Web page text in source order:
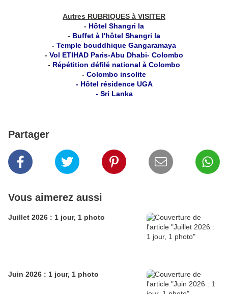
Autres RUBRIQUES à VISITER
- Hôtel Shangri la
- Buffet à l'hôtel Shangri la
- Temple bouddhique Gangaramaya
- Vol ETIHAD Paris-Abu Dhabi- Colombo
- Répétition défilé national à Colombo
- Colombo insolite
- Hôtel résidence UGA
- Sri Lanka
Partager
Vous aimerez aussi
Juillet 2026 : 1 jour, 1 photo
Juin 2026 : 1 jour, 1 photo